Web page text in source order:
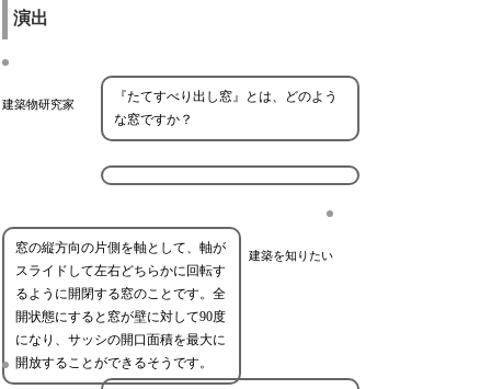
演出
建築物研究家
『たてすべり出し窓』とは、どのよう
な窓ですか？
建築を知りたい
窓の縦方向の片側を軸として、軸が
スライドして左右どちらかに回転す
るように開閉する窓のことです。全
開状態にすると窓が壁に対して90度
になり、サッシの開口面積を最大に
開放することができるそうです。